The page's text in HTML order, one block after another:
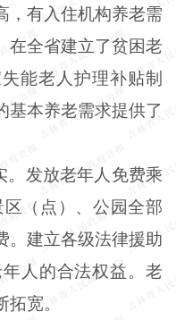
，有入住机构养老需
在全省建立了贫困老
能老人护理补贴制
基本养老需求提供了
。发放老年人免费乘
（点）、公园全部
。建立各级法律援助
人的合法权益。老
宽。